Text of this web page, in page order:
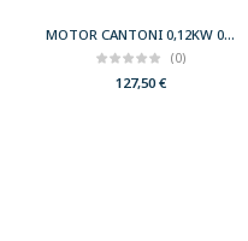
MOTOR CANTONI 0,12KW 0,17CV 3000 B35 T56 230/400 IE2
(0)
127,50€